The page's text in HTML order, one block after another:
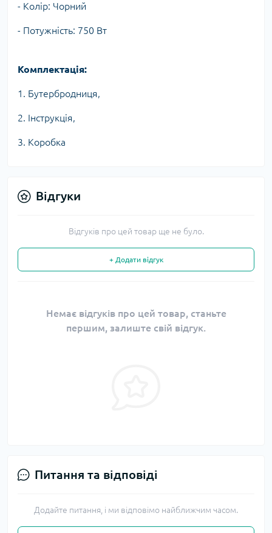
- Колір: Чорний
- Потужність: 750 Вт
Комплектація:
1. Бутербродниця,
2. Інструкція,
3. Коробка
Відгуки
Відгуків про цей товар ще не було.
+ Додати відгук
Немає відгуків про цей товар, станьте
першим, залиште свій відгук.
Питання та відповіді
Додайте питання, і ми відповімо найближчим часом.